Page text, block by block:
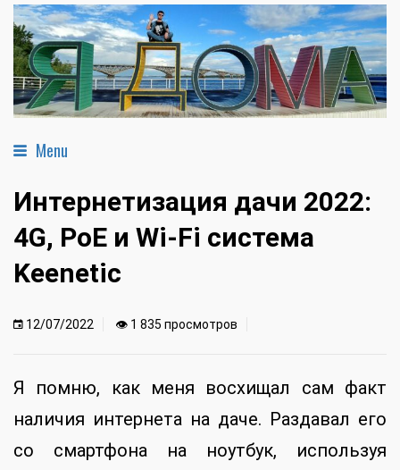
Menu
Интернетизация дачи 2022:
4G, PoE и Wi-Fi система
Keenetic
12/07/2022 👁 1 835 просмотров
Я помню, как меня восхищал сам факт
наличия интернета на даче. Раздавал его
со смартфона на ноутбук, используя